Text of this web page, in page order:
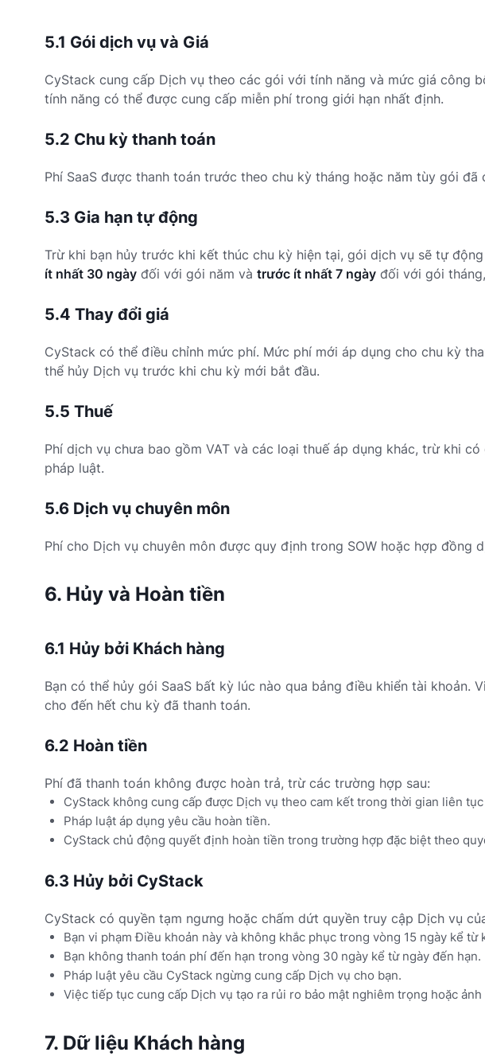
5.1 Gói dịch vụ và Giá
CyStack cung cấp Dịch vụ theo các gói với tính năng và mức giá công
tính năng có thể được cung cấp miễn phí trong giới hạn nhất định.
5.2 Chu kỳ thanh toán
Phí SaaS được thanh toán trước theo chu kỳ tháng hoặc năm tùy gói
5.3 Gia hạn tự động
Trừ khi bạn hủy trước khi kết thúc chu kỳ hiện tại, gói dịch vụ sẽ tự
ít nhất 30 ngày đối với gói năm và trước ít nhất 7 ngày đối với gói
5.4 Thay đổi giá
CyStack có thể điều chỉnh mức phí. Mức phí mới áp dụng cho chu kỳ
thể hủy Dịch vụ trước khi chu kỳ mới bắt đầu.
5.5 Thuế
Phí dịch vụ chưa bao gồm VAT và các loại thuế áp dụng khác, trừ khi
pháp luật.
5.6 Dịch vụ chuyên môn
Phí cho Dịch vụ chuyên môn được quy định trong SOW hoặc hợp
6. Hủy và Hoàn tiền
6.1 Hủy bởi Khách hàng
Bạn có thể hủy gói SaaS bất kỳ lúc nào qua bảng điều khiển tài
cho đến hết chu kỳ đã thanh toán.
6.2 Hoàn tiền
Phí đã thanh toán không được hoàn trả, trừ các trường hợp sau:
CyStack không cung cấp được Dịch vụ theo cam kết trong thời gian liên
Pháp luật áp dụng yêu cầu hoàn tiền.
CyStack chủ động quyết định hoàn tiền trong trường hợp đặc biệt theo
6.3 Hủy bởi CyStack
CyStack có quyền tạm ngưng hoặc chấm dứt quyền truy cập Dịch vụ
Bạn vi phạm Điều khoản này và không khắc phục trong vòng 15 ngày kể từ
Bạn không thanh toán phí đến hạn trong vòng 30 ngày kể từ ngày đến hạn.
Pháp luật yêu cầu CyStack ngừng cung cấp Dịch vụ cho bạn.
Việc tiếp tục cung cấp Dịch vụ tạo ra rủi ro bảo mật nghiêm trọng hoặc
7. Dữ liệu Khách hàng